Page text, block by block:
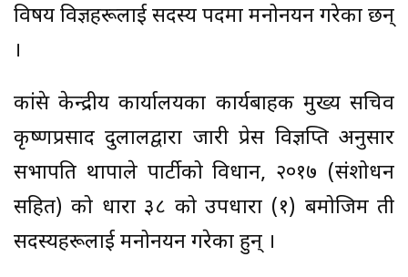
विषय विज्ञहरूलाई सदस्य पदमा मनोनयन गरेका छन्
।
कांग्रेस केन्द्रीय कार्यालयका कार्यबाहक मुख्य सचिव
कृष्णप्रसाद दुलालद्वारा जारी प्रेस विज्ञप्ति अनुसार
सभापति थापाले पार्टीको विधान, २०१७ (संशोधन
सहित) को धारा ३८ को उपधारा (१) बमोजिम ती
सदस्यहरूलाई मनोनयन गरेका हुन् ।